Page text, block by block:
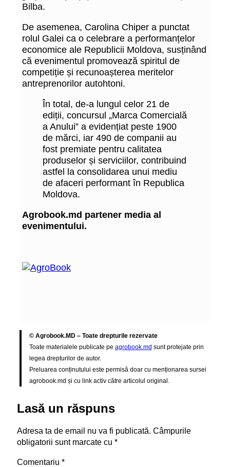
Bilba.
De asemenea, Carolina Chiper a punctat
rolul Galei ca o celebrare a performanțelor
economice ale Republicii Moldova, susținând
că evenimentul promovează spiritul de
competiție și recunoașterea meritelor
antreprenorilor autohtoni.
În total, de-a lungul celor 21 de
ediții, concursul „Marca Comercială
a Anului” a evidențiat peste 1900
de mărci, iar 490 de companii au
fost premiate pentru calitatea
produselor și serviciilor, contribuind
astfel la consolidarea unui mediu
de afaceri performant în Republica
Moldova.
Agrobook.md partener media al
evenimentului.
© Agrobook.MD – Toate drepturile rezervate
Toate materialele publicate pe agrobook.md sunt protejate prin
legea drepturilor de autor.
Preluarea conținutului este permisă doar cu menționarea sursei
agrobook.md și cu link activ către articolul original.
Lasă un răspuns
Adresa ta de email nu va fi publicată. Câmpurile
obligatorii sunt marcate cu *
Comentariu *